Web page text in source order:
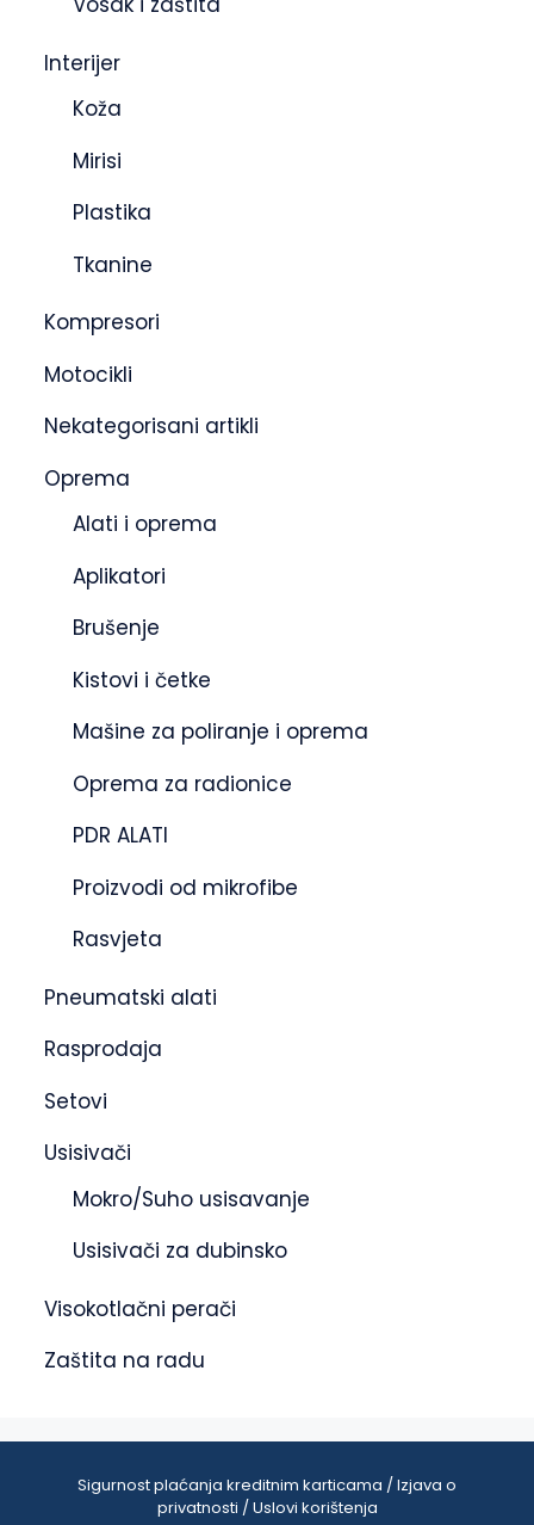
Interijer
Koža
Mirisi
Plastika
Tkanine
Kompresori
Motocikli
Nekategorisani artikli
Oprema
Alati i oprema
Aplikatori
Brušenje
Kistovi i četke
Mašine za poliranje i oprema
Oprema za radionice
PDR ALATI
Proizvodi od mikrofibe
Rasvjeta
Pneumatski alati
Rasprodaja
Setovi
Usisivači
Mokro/Suho usisavanje
Usisivači za dubinsko
Visokotlačni perači
Zaštita na radu
Sigurnost plaćanja kreditnim karticama / Izjava o
privatnosti / Uslovi korištenja